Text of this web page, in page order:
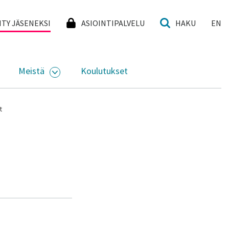
JÄSENEKSI ASIOINTIPALVELU HAKU EN
ALASIVUJEN VALIKKO
Meistä
AVAA ALASIVUJEN VALIKKO
Koulutukset